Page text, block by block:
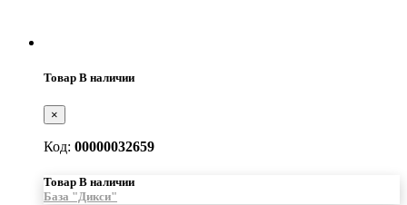
Товар В наличии
×
Код: 00000032659
Товар В наличии
База "Дикси"